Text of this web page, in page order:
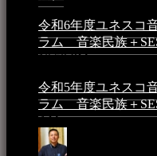
令和6年度ユネスコ
ラム 音楽民族＋
10:50 PM
令和5年度ユネスコ
ラム 音楽民族＋
AM